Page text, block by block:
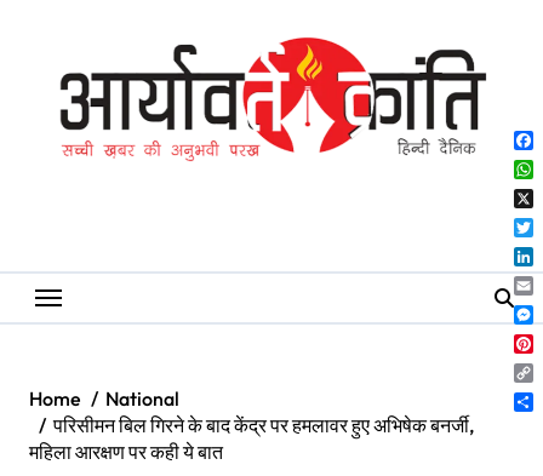
Home
National
परिसीमन बिल गिरने के बाद केंद्र पर हमलावर हुए अभिषेक बनर्जी,
महिला आरक्षण पर कही ये बात
X